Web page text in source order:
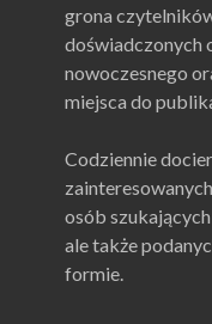
grona
doświadczonych
nowoczesnego
miejsca do
Codziennie
osób
ale także
formie.